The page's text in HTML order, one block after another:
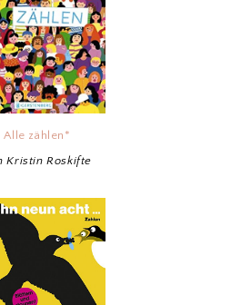
Alle zählen*
Kristin Roskifte